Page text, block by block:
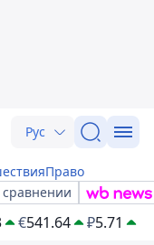
Рус
Право
сравнении
€541.64 ₽5.71